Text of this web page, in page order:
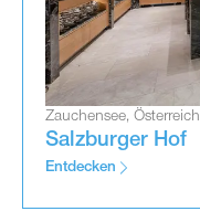
Zauchensee, Österreich
Salzburger Hof
Entdecken